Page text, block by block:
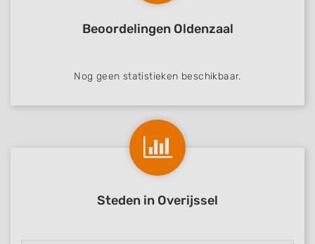
Beoordelingen Oldenzaal
Nog geen statistieken beschikbaar.
Steden in Overijssel